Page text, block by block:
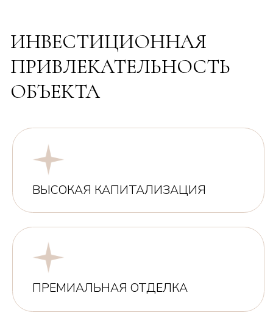
ДОХОДНАЯ
ПРОГРАММА
Узнать подробнее
15-30%
СТРАТЕГИЯ ПЕРЕПРОДАЖИ
Прогнозируемая стоимость продажи
1м2 = до 450 000 ₽, что составляет
более 30% годовых.